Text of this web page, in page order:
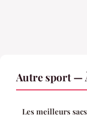
Autre sport —
Les meilleurs